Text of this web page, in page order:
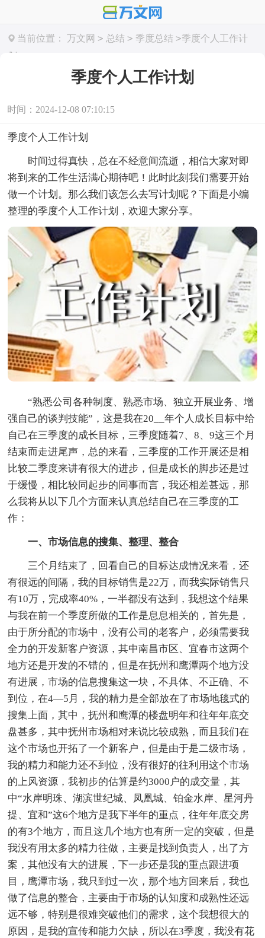
当前位置： 万文网 > 总结 > 季度总结 >季度个人工作计
划
季度个人工作计划
时间：2024-12-08 07:10:15
季度个人工作计划
时间过得真快，总在不经意间流逝，相信大家对即
将到来的工作生活满心期待吧！此时此刻我们需要开始
做一个计划。那么我们该怎么去写计划呢？下面是小编
整理的季度个人工作计划，欢迎大家分享。
“熟悉公司各种制度、熟悉市场、独立开展业务、增
强自己的谈判技能”，这是我在20__年个人成长目标中给
自己在三季度的成长目标，三季度随着7、8、9这三个月
结束而走进尾声，总的来看，三季度的工作开展还是相
比较二季度来讲有很大的进步，但是成长的脚步还是过
于缓慢，相比较同起步的同事而言，我还相差甚远，那
么我将从以下几个方面来认真总结自己在三季度的工
作：
一、市场信息的搜集、整理、整合
三个月结束了，回看自己的目标达成情况来看，还
有很远的间隔，我的目标销售是22万，而我实际销售只
有10万，完成率40%，一半都没有达到，我想这个结果
与我在前一个季度所做的工作是息息相关的，首先是，
由于所分配的市场中，没有公司的老客户，必须需要我
全力的开发新客户资源，其中南昌市区、宜春市这两个
地方还是开发的不错的，但是在抚州和鹰潭两个地方没
有进展，市场的信息搜集这一块，不具体、不正确、不
到位，在4—5月，我的精力是全部放在了市场地毯式的
搜集上面，其中，抚州和鹰潭的楼盘明年和往年年底交
盘甚多，其中抚州市场相对来说比较成熟，而且我们在
这个市场也开拓了一个新客户，但是由于是二级市场，
我的精力和能力还不到位，没有很好的往利用这个市场
的上风资源，我初步的估算是约3000户的成交量，其
中“水岸明珠、湖滨世纪城、凤凰城、铂金水岸、星河丹
提、宜和”这6个地方是我下半年的重点，往年年底交房
的有3个地方，而且这几个地方也有所一定的突破，但是
我没有用太多的精力往做，主要是找到负责人，出了方
案，其他没有大的进展，下一步还是我的重点跟进项
目，鹰潭市场，我只到过一次，那个地方回来后，我也
做了信息的整合，主要由于市场的认知度和成熟性还远
远不够，特别是很难突破他们的需求，这个我想很大的
原因，是我的宣传和能力欠缺，所以在3季度，我没有花